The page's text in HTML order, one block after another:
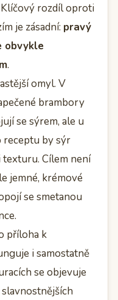
rozdíl oproti
je zásadní: pravý
obvykle
.
omyl. V
brambory
se sýrem, ale u
by sýr
Cílem není
jemné, krémové
se smetanou
příloha k
i samostatně
se objevuje